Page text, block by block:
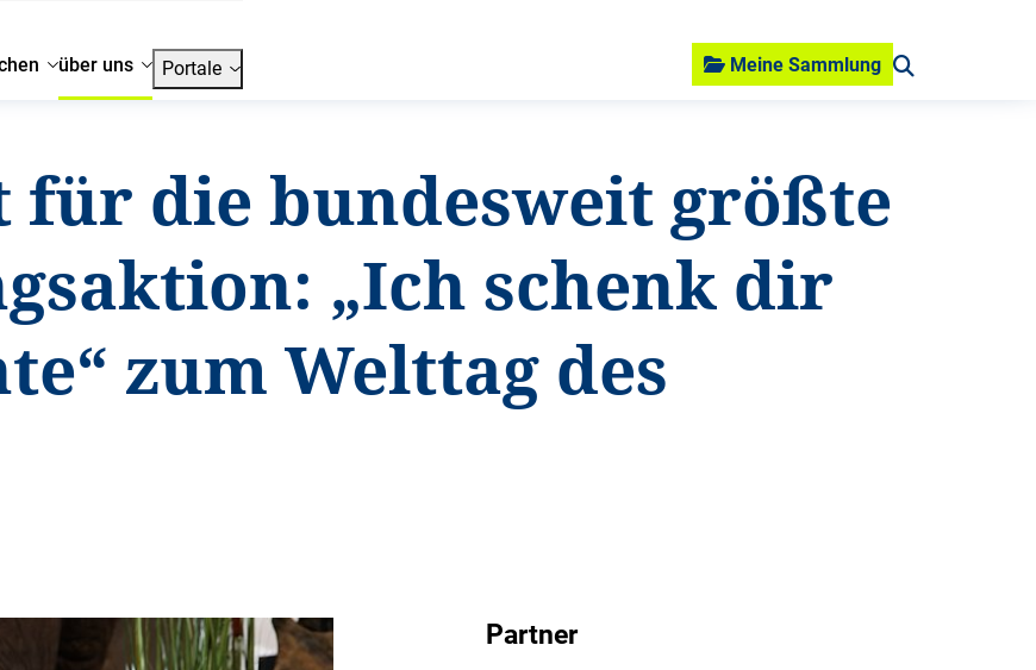
über uns Portale Meine Sammlung
für die bundesweit größte
„Ich schenk dir
zum Welttag des
Partner